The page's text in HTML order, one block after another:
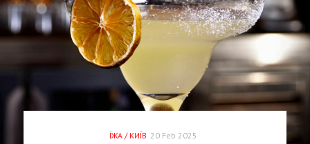
ЇЖА / КИЇВ 20 Feb 2025